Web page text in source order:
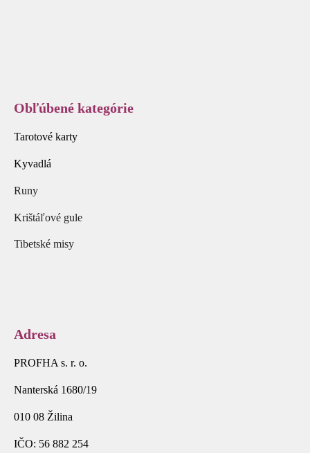
Obľúbené kategórie
Tarotové karty
Kyvadlá
Runy
Krištáľové gule
Tibetské misy
Adresa
PROFHA s. r. o.
Nanterská 1680/19
010 08 Žilina
IČO: 56 882 254